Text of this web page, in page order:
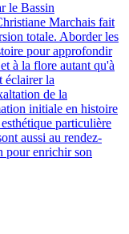
le Bassin
Marchais fait
totale. Aborder les
pour approfondir
à la flore autant qu'à
éclairer la
de la
initiale en histoire
particulière
aussi au rendez-
pour enrichir son